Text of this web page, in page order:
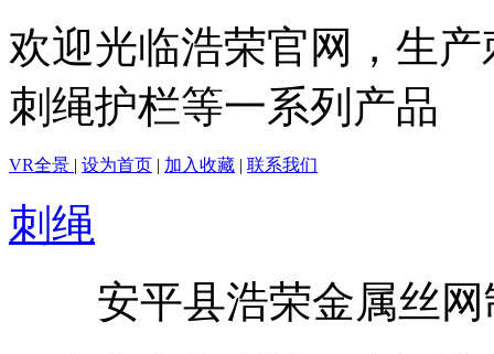
欢迎光临浩荣官网，生
刺绳护栏等一系列产品
VR全景 | 设为首页 | 加入收藏 | 联系我们
刺绳
安平县浩荣金属丝